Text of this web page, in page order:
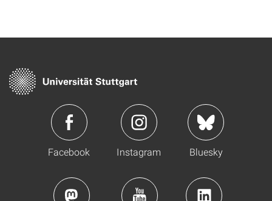
Facebook Instagram Bluesky